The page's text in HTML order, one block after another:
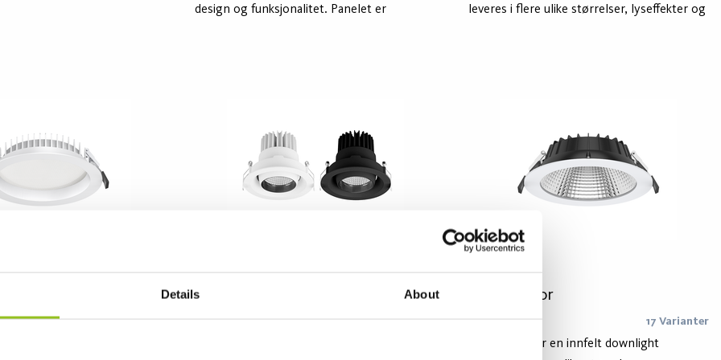
Details About
design og funksjonalitet. Panelet er
styringssystemer som ActiveAhead eller
leveres i flere ulike størrelser, lyseffekter og
kompaktlysrør. Leveres i følgende versjoner:
On/Off, DALI og med justerbart lysutbytte
(PC DS versjon) PC Feature = Phase Cut DS
Feature = Dip Switch.
8 Varianter
innfelt downlight tilgjengelig
Safie Adjustable
9 Varianter
Safie Mirror
17 Varianter
Safie Mirror er en innfelt downlight